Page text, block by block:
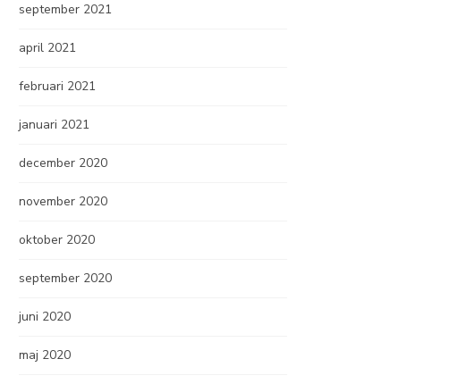
september 2021
april 2021
februari 2021
januari 2021
december 2020
november 2020
oktober 2020
september 2020
juni 2020
maj 2020